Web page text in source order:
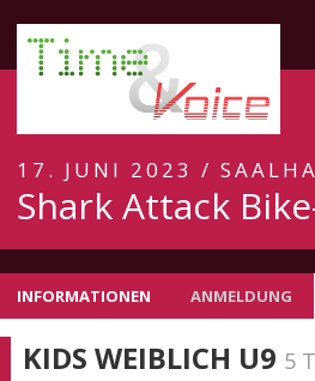
17. JUNI 2023 /
Shark Attack
INFORMATIONEN ANMELDUNG
KIDS WEIBLICH U9 5